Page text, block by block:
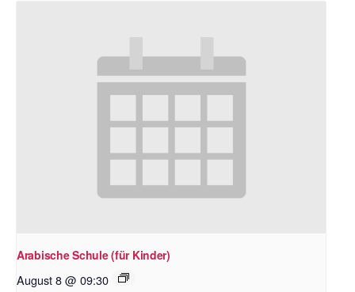
Arabische Schule (für Kinder)
August 8 @ 09:30